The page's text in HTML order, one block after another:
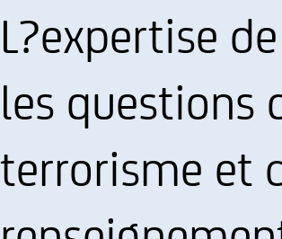
L?expertise
les questions
terrorisme et